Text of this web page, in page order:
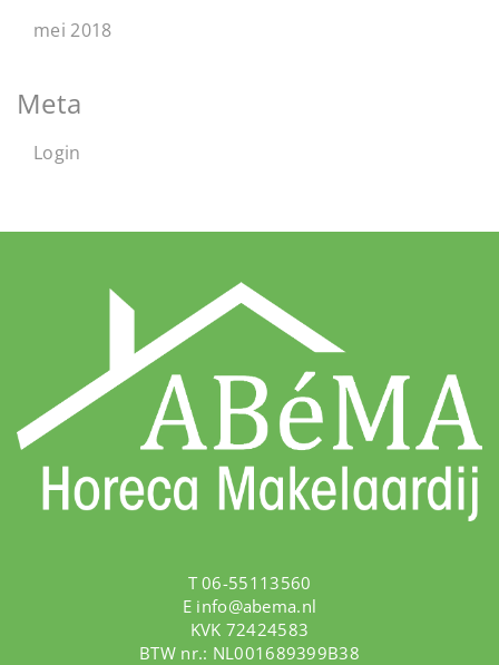
mei 2018
Meta
Login
T 06-55113560
E info@abema.nl
KVK 72424583
BTW nr.: NL001689399B38